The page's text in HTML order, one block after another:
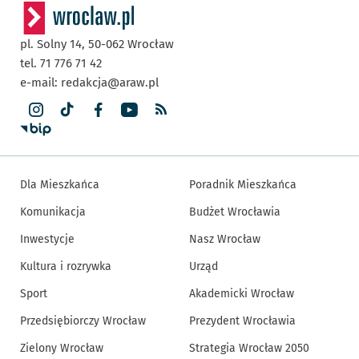
pl. Solny 14, 50-062 Wrocław
tel. 71 776 71 42
e-mail: redakcja@araw.pl
Dla Mieszkańca
Komunikacja
Inwestycje
Kultura i rozrywka
Sport
Przedsiębiorczy Wrocław
Zielony Wrocław
Poradnik Mieszkańca
Budżet Wrocławia
Nasz Wrocław
Urząd
Akademicki Wrocław
Prezydent Wrocławia
Strategia Wrocław 2050